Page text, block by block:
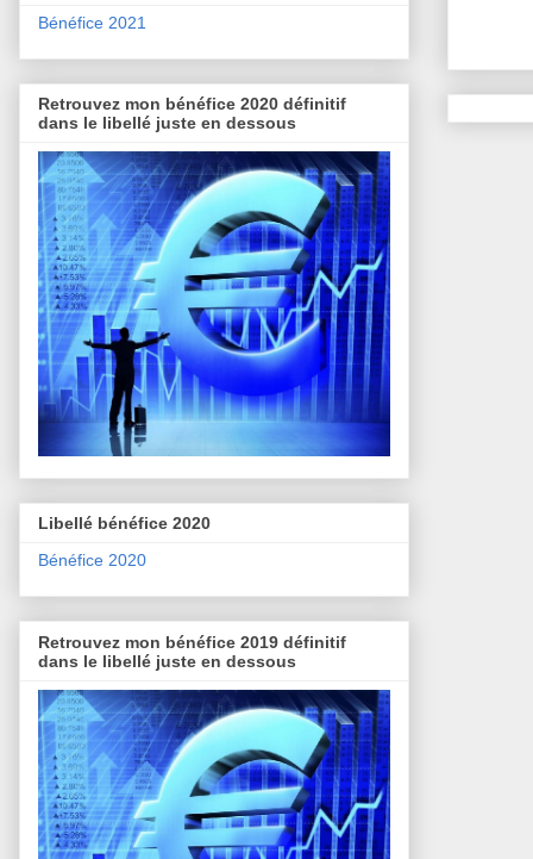
Bénéfice 2021
Retrouvez mon bénéfice 2020 définitif
dans le libellé juste en dessous
Libellé bénéfice 2020
Bénéfice 2020
Retrouvez mon bénéfice 2019 définitif
dans le libellé juste en dessous